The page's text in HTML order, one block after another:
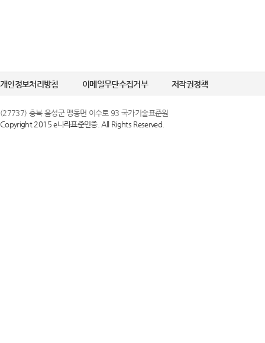
개인정보처리방침 이메일무단수집거부 저작권정책
(27737) 충북 음성군 맹동면 이수로 93 국가기술표준원
Copyright 2015 e나라표준인증. All Rights Reserved.